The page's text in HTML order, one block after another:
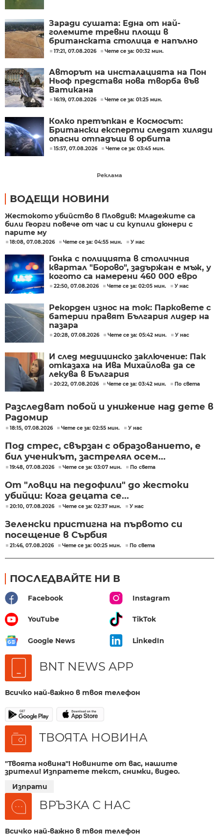
Заради сушата: Една от най-
големите тревни площи в
британската столица е напълно
изгоряла
17:21, 07.08.2026 Чете се за: 00:32 мин.
Авторът на инсталацията на Пон
Ньоф представя нова творба във
Ватикана
16:19, 07.08.2026 Чете се за: 01:25 мин.
Колко претъпкан е Космосът:
Британски експерти следят хиляди
опасни отпадъци в орбита
15:57, 07.08.2026 Чете се за: 03:45 мин.
Реклама
ВОДЕЩИ НОВИНИ
Жестокото убийство в Пловдив: Младежите са
били Георги повече от час и си купили дюнери с
парите му
18:08, 07.08.2026 Чете се за: 04:55 мин. У нас
Гонка с полицията в столичния
квартал "Борово", задържан е мъж, у
когото са намерени 460 000 евро
22:50, 07.08.2026 Чете се за: 02:05 мин. У нас
Рекорден износ на ток: Парковете с
батерии правят България лидер на
пазара
20:28, 07.08.2026 Чете се за: 05:42 мин. У нас
И след медицинско заключение: Пак
отказаха на Ива Михайлова да се
лекува в България
20:22, 07.08.2026 Чете се за: 03:42 мин. По света
Разследват побой и унижение над дете в
Радомир
18:15, 07.08.2026 Чете се за: 02:55 мин. У нас
Под стрес, свързан с образованието, е
бил ученикът, застрелял осем...
19:48, 07.08.2026 Чете се за: 03:07 мин. По света
От "ловци на педофили" до жестоки
убийци: Кога децата се...
20:10, 07.08.2026 Чете се за: 02:37 мин. У нас
Зеленски пристигна на първото си
посещение в Сърбия
21:46, 07.08.2026 Чете се за: 00:25 мин. По света
ПОСЛЕДВАЙТЕ НИ В
Facebook Instagram
YouTube TikTok
Google News LinkedIn
BNT NEWS APP
Всичко най-важно в твоя телефон
ТВОЯТА НОВИНА
"Твоята новина"! Новините от вас, нашите
зрители! Изпратете текст, снимки, видео.
Изпрати
ВРЪЗКА С НАС
Всичко най-важно в твоя телефон